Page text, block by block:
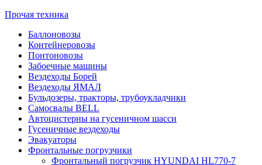
Прочая техника
Баллоновозы
Контейнеровозы
Понтоновозы
Забоечные машины
Вездеходы Борей
Вездеходы ЯМАЛ
Бульдозеры, тракторы, трубоукладчики
Самосвалы BELL
Автоцистерны на гусеничном шасси
Гусеничные вездеходы
Эвакуаторы
Фронтальные погрузчики
Фронтальный погрузчик HYUNDAI HL770-7